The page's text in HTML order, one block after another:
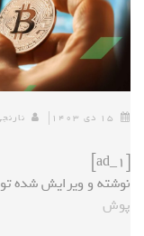
۱۵ دی ۱۴۰۳
[ad_1]
نوشته و ویرایش شده
پوش